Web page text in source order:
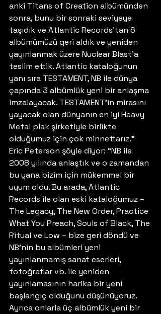
anki Titans of Creation albümünden
sonra, bunu bir sonraki seviyeye
taşıdık ve Atlantic Records’tan 6
albümümüzü geri aldık ve yeniden
yayınlanmak üzere Nuclear Blast’a
teslim ettik. Atlantic kataloğunun
yanı sıra TESTAMENT, NB ile dünya
çapında 3 albümlük yeni bir anlaşma
imzalayacak. TESTAMENT’in mirasını
yayacak olan dünyanın en iyi Heavy
Metal plak şirketiyle birlikte
olduğumuz için çok minnettarız.”
Eric Peterson şöyle diyor: “NB ile
2008 yılında anlaştık ve o zamandan
bu yana bizim için mükemmel bir
uyum oldu. Bu arada, Atlantic
Records ile olan eski kataloğumuz –
The Legacy, The New Order, Practice
What You Preach, Souls of Black, The
Ritual ve Low – bize geri döndü ve
NB’nin bu albümleri yeni
yayınlanmamış sanat eserleri,
fotoğraflar vb. ile yeniden
yayınlamasının harika bir yeni
başlangıç olduğunu düşünüyoruz.
Ayrıca onlarla üç albümlük yeni bir